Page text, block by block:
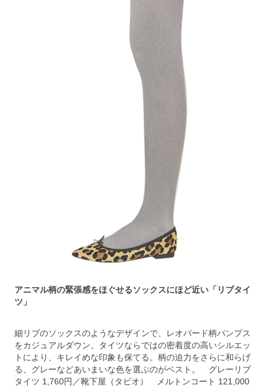
アニマル柄の緊張感をほぐせるソックスにほど近い「リブタイ
ツ」
細リブのソックスのようなデザインで、レオパード柄パンプス
をカジュアルダウン。タイツならではの密着度の高いシルエッ
トにより、キレイめな印象も保てる。柄の迫力をさらに和らげ
る、グレーなどあいまいな色を選ぶのがベスト。 グレーリブ
タイツ 1,760円／靴下屋（タビオ） メルトンコート 121,000